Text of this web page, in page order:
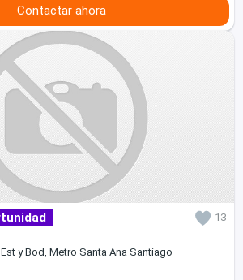
Contactar ahora
13
y Bod, Metro Santa Ana Santiago